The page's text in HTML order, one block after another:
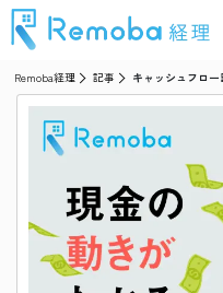
Remoba経理 記事 キャッシュフロ